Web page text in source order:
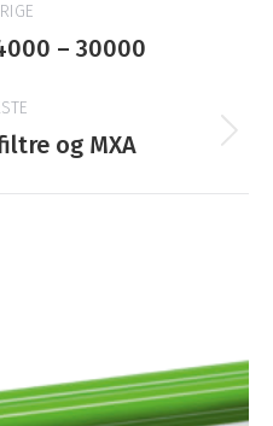
Forrige– 30000
Næsteog MXA